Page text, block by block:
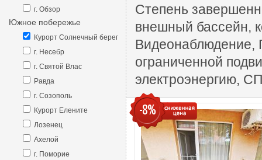
г. Обзор
Южное побережье
Курорт Солнечный берег
г. Несебр
г. Святой Влас
Равда
г. Созополь
Курорт Елените
Лозенец
Ахелой
г. Поморие
Степень
внешный бассейн,
Видеонаблюдение,
ограниченной
электроэнергию,
-8%